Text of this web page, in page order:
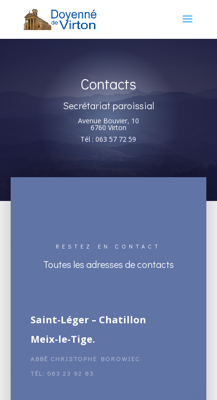
Contacts
Secrétariat paroissial
Avenue Bouvier, 10
6760 Virton
Tél : 063 57 72 59
RESTEZ EN CONTACT
Toutes les adresses de contacts
Saint-Léger – Chatillon
Meix-le-Tige.
ABBÉ CHRISTOPHE BOROWIEC
TÉL: 063 23 92 83